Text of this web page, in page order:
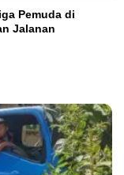
Pemuda di
Jalanan